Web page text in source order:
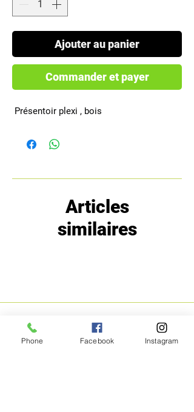
Ajouter au panier
Commander et payer
Présentoir plexi , bois
Articles
similaires
MENU POLITIQUE
Phone Facebook Instagram